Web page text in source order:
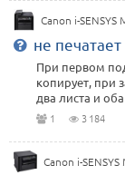
Canon i-SENSYS
не
При первом
копирует, при
два листа и
1 3 184
Canon i-SENSYS